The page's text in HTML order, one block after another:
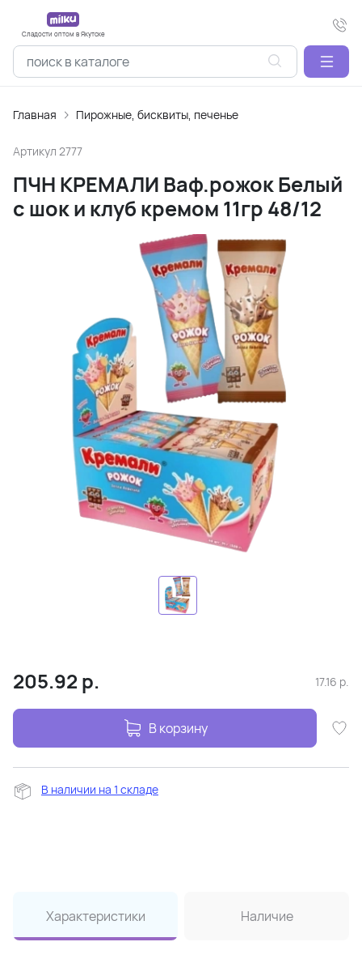
Сладости оптом в Якутске
Главная Пирожные, бисквиты, печенье
Артикул 2777
ПЧН КРЕМАЛИ Ваф.рожок Белый
с шок и клуб кремом 11гр 48/12
205.92 р. 17.16 р.
В корзину
В наличии на 1 складе
Характеристики Наличие